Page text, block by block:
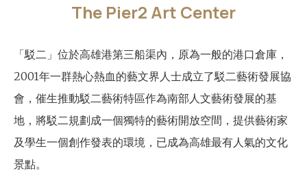
The Pier2 Art Center
「駁二」位於高雄港第三船渠內，原為一般的港口倉庫，
2001年一群熱心熱血的藝文界人士成立了駁二藝術發展協
會，催生推動駁二藝術特區作為南部人文藝術發展的基
地，將駁二規劃成一個獨特的藝術開放空間，提供藝術家
及學生一個創作發表的環境，已成為高雄最有人氣的文化
景點。